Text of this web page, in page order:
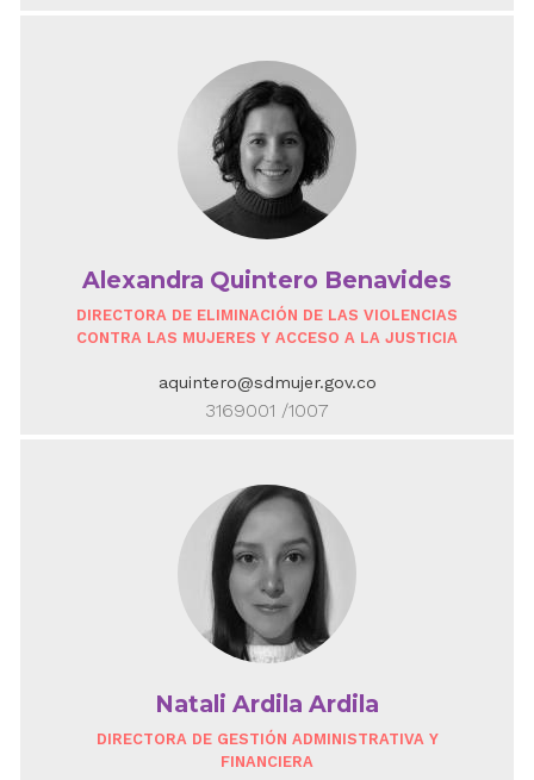
Alexandra Quintero Benavides
DIRECTORA DE ELIMINACIÓN DE LAS VIOLENCIAS
CONTRA LAS MUJERES Y ACCESO A LA JUSTICIA
aquintero@sdmujer.gov.co
3169001 /1007
Natali Ardila Ardila
DIRECTORA DE GESTIÓN ADMINISTRATIVA Y
FINANCIERA